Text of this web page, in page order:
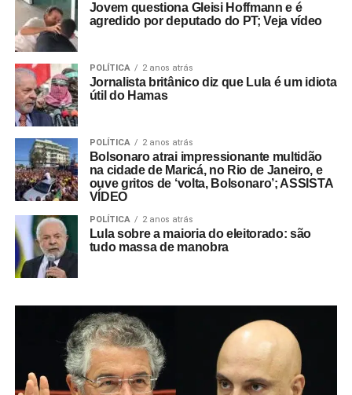
Jovem questiona Gleisi Hoffmann e é
agredido por deputado do PT; Veja vídeo
POLÍTICA 2 anos atrás
Jornalista britânico diz que Lula é um idiota
útil do Hamas
POLÍTICA 2 anos atrás
Bolsonaro atrai impressionante multidão
na cidade de Maricá, no Rio de Janeiro, e
ouve gritos de ‘volta, Bolsonaro’; ASSISTA
VÍDEO
POLÍTICA 2 anos atrás
Lula sobre a maioria do eleitorado: são
tudo massa de manobra